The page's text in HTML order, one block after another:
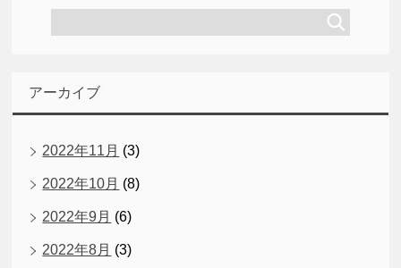
アーカイブ
2022年11月 (3)
2022年10月 (8)
2022年9月 (6)
2022年8月 (3)